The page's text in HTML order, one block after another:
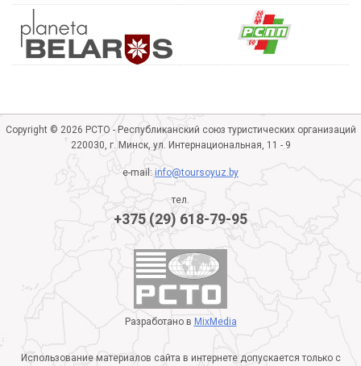
Copyright © 2026 РСТО - Республиканский союз туристических организаций
220030, г. Минск, ул. Интернациональная, 11 - 9
e-mail:info@toursoyuz.by
тел.
+375 (29) 618-79-95
Разработано в MixMedia
Использование материалов сайта в интернете допускается только с